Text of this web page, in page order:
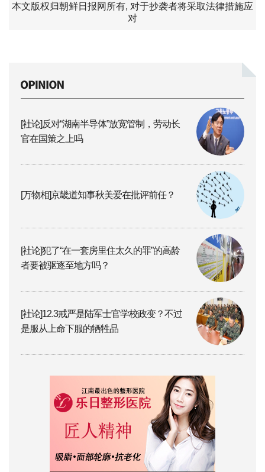
本文版权归朝鲜日报网所有, 对于抄袭者将采取法律措施应
对
[社论]反对“湖南半导体”放宽管制，劳动长
官在国策之上吗
[万物相]京畿道知事秋美爱在批评前任？
[社论]犯了“在一套房里住太久的罪”的高龄
者要被驱逐至地方吗？
[社论]12.3戒严是陆军士官学校政变？不过
是服从上命下服的牺牲品